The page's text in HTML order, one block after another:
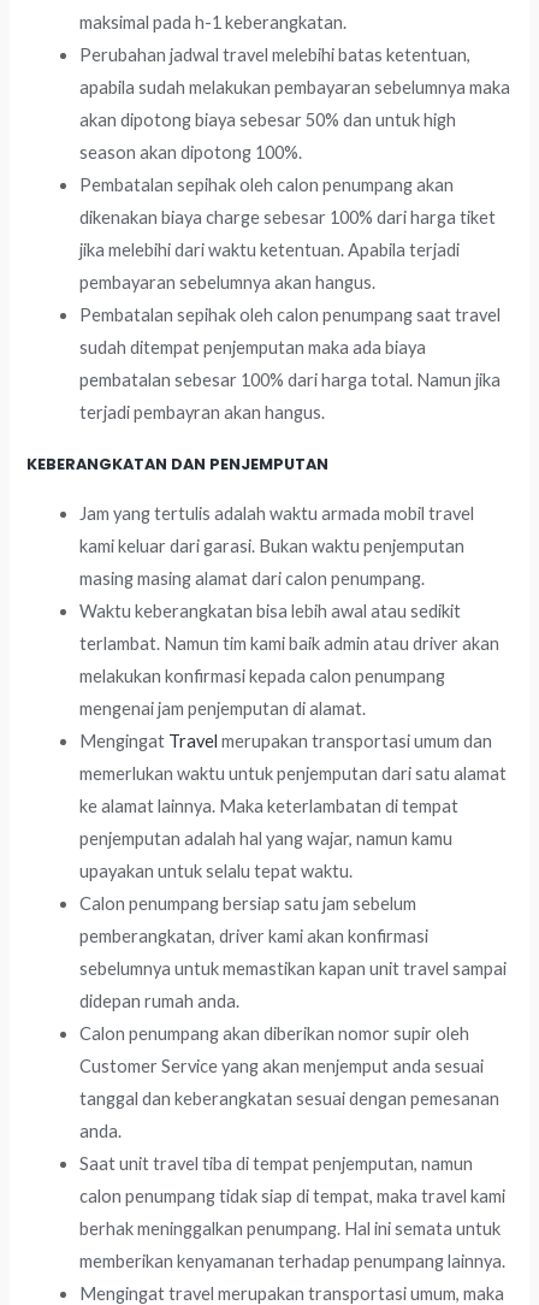
maksimal pada h-1 keberangkatan.
Perubahan jadwal travel melebihi batas ketentuan,
apabila sudah melakukan pembayaran sebelumnya maka
akan dipotong biaya sebesar 50% dan untuk high
season akan dipotong 100%.
Pembatalan sepihak oleh calon penumpang akan
dikenakan biaya charge sebesar 100% dari harga tiket
jika melebihi dari waktu ketentuan. Apabila terjadi
pembayaran sebelumnya akan hangus.
Pembatalan sepihak oleh calon penumpang saat travel
sudah ditempat penjemputan maka ada biaya
pembatalan sebesar 100% dari harga total. Namun jika
terjadi pembayran akan hangus.
KEBERANGKATAN DAN PENJEMPUTAN
Jam yang tertulis adalah waktu armada mobil travel
kami keluar dari garasi. Bukan waktu penjemputan
masing masing alamat dari calon penumpang.
Waktu keberangkatan bisa lebih awal atau sedikit
terlambat. Namun tim kami baik admin atau driver akan
melakukan konfirmasi kepada calon penumpang
mengenai jam penjemputan di alamat.
Mengingat Travel merupakan transportasi umum dan
memerlukan waktu untuk penjemputan dari satu alamat
ke alamat lainnya. Maka keterlambatan di tempat
penjemputan adalah hal yang wajar, namun kamu
upayakan untuk selalu tepat waktu.
Calon penumpang bersiap satu jam sebelum
pemberangkatan, driver kami akan konfirmasi
sebelumnya untuk memastikan kapan unit travel sampai
didepan rumah anda.
Calon penumpang akan diberikan nomor supir oleh
Customer Service yang akan menjemput anda sesuai
tanggal dan keberangkatan sesuai dengan pemesanan
anda.
Saat unit travel tiba di tempat penjemputan, namun
calon penumpang tidak siap di tempat, maka travel kami
berhak meninggalkan penumpang. Hal ini semata untuk
memberikan kenyamanan terhadap penumpang lainnya.
Mengingat travel merupakan transportasi umum, maka